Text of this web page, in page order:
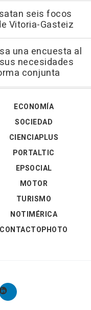
seis focos
Vitoria-Gasteiz
una encuesta al
necesidades
conjunta
ECONOMÍA
SOCIEDAD
CIENCIAPLUS
PORTALTIC
EPSOCIAL
MOTOR
TURISMO
NOTIMÉRICA
CONTACTOPHOTO